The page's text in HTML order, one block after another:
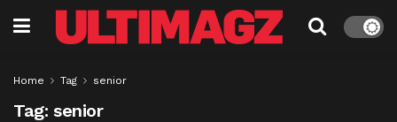
Home Tag senior
Tag: senior